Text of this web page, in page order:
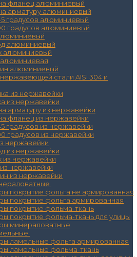
фланец алюминиевый
арматуру алюминиевый
градусов алюминиевый
градусов алюминиевый
алюминиевый
алюминиевый
алюминиевый
стали AISI 304 и
из нержавейки
из нержавейки
арматуру из нержавейки
фланец из нержавейки
градусов из нержавейки
градусов из нержавейки
нержавейки
из нержавейки
из нержавейки
нержавейки
из нержавейки
покрытие фольга не армированная
покрытие фольга армированная
покрытие фольма-ткань
покрытие фольма-ткань для улицы
минераловатные
ламельные фольга армированная
ламельные фольма-ткань